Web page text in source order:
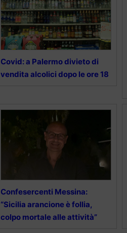
Covid: a Palermo divieto di
vendita alcolici dopo le ore 18
Confesercenti Messina:
“Sicilia arancione è follia,
colpo mortale alle attività”